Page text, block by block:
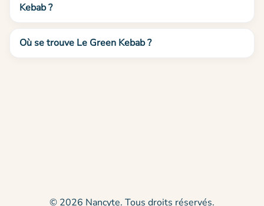
Kebab ?
Où se trouve Le Green Kebab ?
© 2026 Nancyte. Tous droits réservés.